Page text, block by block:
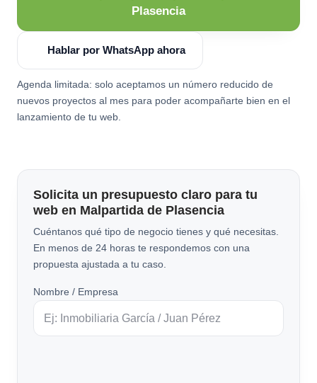
Plasencia
Hablar por WhatsApp ahora
Agenda limitada: solo aceptamos un número reducido de
nuevos proyectos al mes para poder acompañarte bien en el
lanzamiento de tu web.
Solicita un presupuesto claro para tu
web en Malpartida de Plasencia
Cuéntanos qué tipo de negocio tienes y qué necesitas.
En menos de 24 horas te respondemos con una
propuesta ajustada a tu caso.
Nombre / Empresa